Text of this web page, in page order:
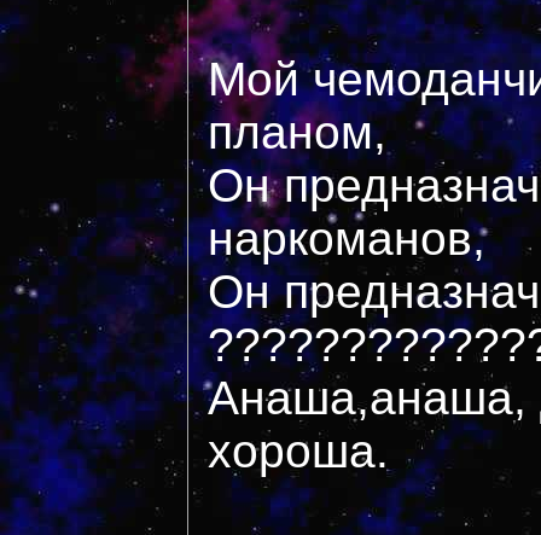
Мой
планом,
Он
наркоманов,
Он
Анаша,анаша,
хороша.